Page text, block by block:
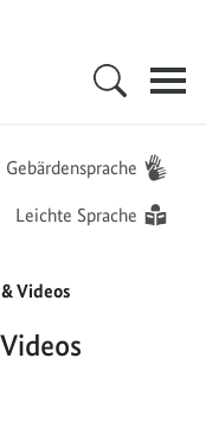
und Flüchtlinge
Gebärdensprache
Leichte Sprache
Videos